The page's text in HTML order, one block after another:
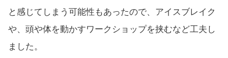
と感じてしまう可能性もあったので、アイスブレイク
や、頭や体を動かすワークショップを挟むなど工夫し
ました。